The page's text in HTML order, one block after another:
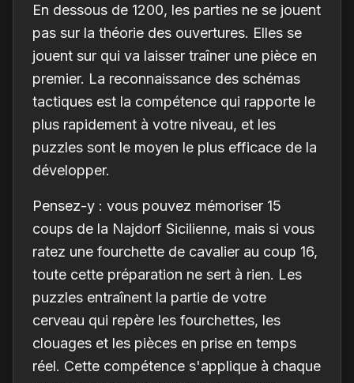
En dessous de 1200, les parties ne se jouent
pas sur la théorie des ouvertures. Elles se
jouent sur qui va laisser traîner une pièce en
premier. La reconnaissance des schémas
tactiques est la compétence qui rapporte le
plus rapidement à votre niveau, et les
puzzles sont le moyen le plus efficace de la
développer.
Pensez-y : vous pouvez mémoriser 15
coups de la Najdorf Sicilienne, mais si vous
ratez une fourchette de cavalier au coup 16,
toute cette préparation ne sert à rien. Les
puzzles entraînent la partie de votre
cerveau qui repère les fourchettes, les
clouages et les pièces en prise en temps
réel. Cette compétence s'applique à chaque